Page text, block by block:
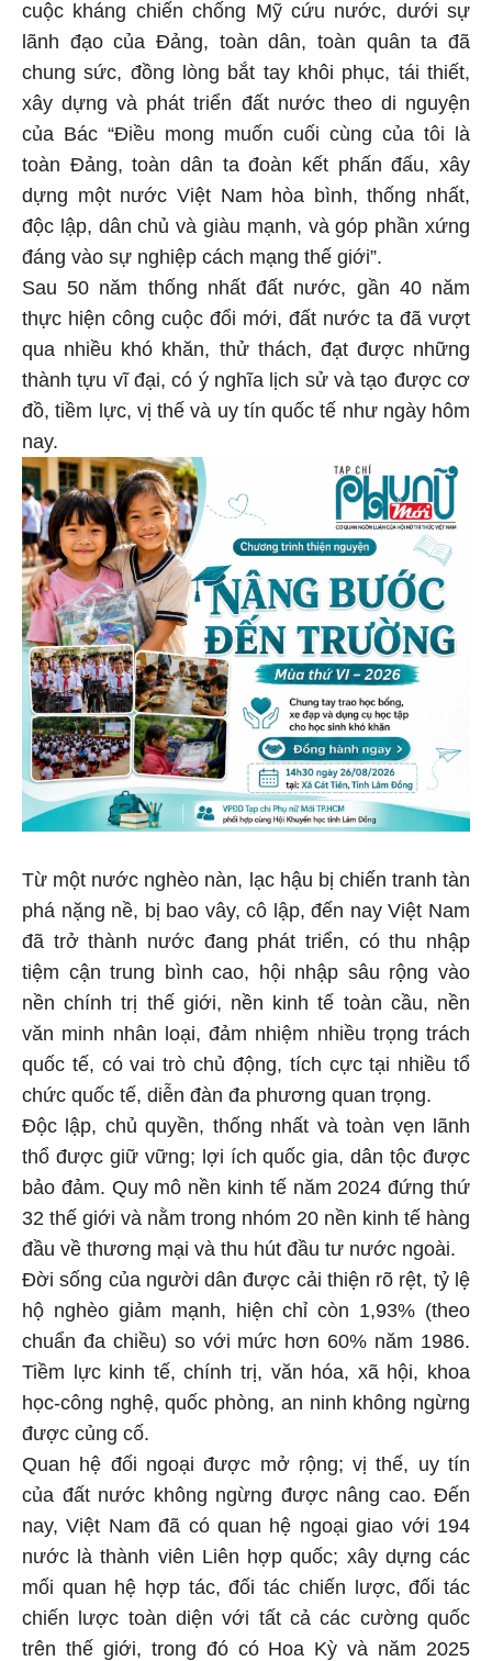
cuộc kháng chiến chống Mỹ cứu nước, dưới sự
lãnh đạo của Đảng, toàn dân, toàn quân ta đã
chung sức, đồng lòng bắt tay khôi phục, tái thiết,
xây dựng và phát triển đất nước theo di nguyện
của Bác “Điều mong muốn cuối cùng của tôi là
toàn Đảng, toàn dân ta đoàn kết phấn đấu, xây
dựng một nước Việt Nam hòa bình, thống nhất,
độc lập, dân chủ và giàu mạnh, và góp phần xứng
đáng vào sự nghiệp cách mạng thế giới”.
Sau 50 năm thống nhất đất nước, gần 40 năm
thực hiện công cuộc đổi mới, đất nước ta đã vượt
qua nhiều khó khăn, thử thách, đạt được những
thành tựu vĩ đại, có ý nghĩa lịch sử và tạo được cơ
đồ, tiềm lực, vị thế và uy tín quốc tế như ngày hôm
nay.
Từ một nước nghèo nàn, lạc hậu bị chiến tranh tàn
phá nặng nề, bị bao vây, cô lập, đến nay Việt Nam
đã trở thành nước đang phát triển, có thu nhập
tiệm cận trung bình cao, hội nhập sâu rộng vào
nền chính trị thế giới, nền kinh tế toàn cầu, nền
văn minh nhân loại, đảm nhiệm nhiều trọng trách
quốc tế, có vai trò chủ động, tích cực tại nhiều tổ
chức quốc tế, diễn đàn đa phương quan trọng.
Độc lập, chủ quyền, thống nhất và toàn vẹn lãnh
thổ được giữ vững; lợi ích quốc gia, dân tộc được
bảo đảm. Quy mô nền kinh tế năm 2024 đứng thứ
32 thế giới và nằm trong nhóm 20 nền kinh tế hàng
đầu về thương mại và thu hút đầu tư nước ngoài.
Đời sống của người dân được cải thiện rõ rệt, tỷ lệ
hộ nghèo giảm mạnh, hiện chỉ còn 1,93% (theo
chuẩn đa chiều) so với mức hơn 60% năm 1986.
Tiềm lực kinh tế, chính trị, văn hóa, xã hội, khoa
học-công nghệ, quốc phòng, an ninh không ngừng
được củng cố.
Quan hệ đối ngoại được mở rộng; vị thế, uy tín
của đất nước không ngừng được nâng cao. Đến
nay, Việt Nam đã có quan hệ ngoại giao với 194
nước là thành viên Liên hợp quốc; xây dựng các
mối quan hệ hợp tác, đối tác chiến lược, đối tác
chiến lược toàn diện với tất cả các cường quốc
trên thế giới, trong đó có Hoa Kỳ và năm 2025